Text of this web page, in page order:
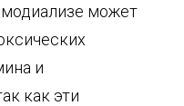
может
и
как эти